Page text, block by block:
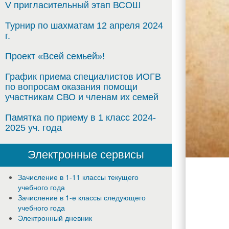
V пригласительный этап ВСОШ
Турнир по шахматам 12 апреля 2024
г.
Проект «Всей семьей»!
График приема специалистов ИОГВ
по вопросам оказания помощи
участникам СВО и членам их семей
Памятка по приему в 1 класс 2024-
2025 уч. года
Электронные сервисы
Зачисление в 1-11 классы текущего
учебного года
Зачисление в 1-е классы следующего
учебного года
Электронный дневник